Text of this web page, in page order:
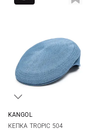
KANGOL
КЕПКА TROPIC 504